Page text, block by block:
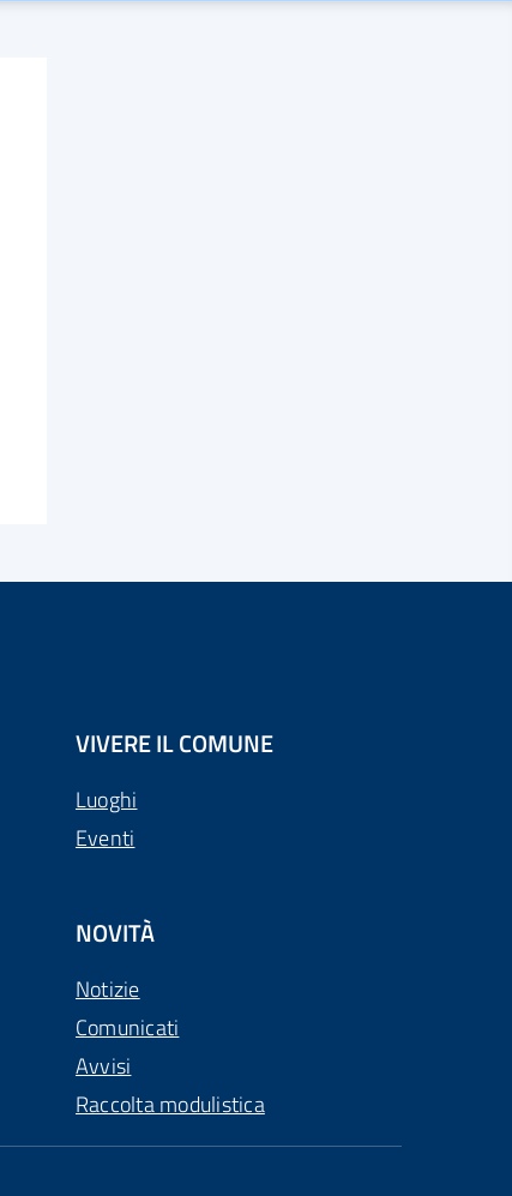
VIVERE IL COMUNE
Luoghi
Eventi
NOVITÀ
Notizie
Comunicati
Avvisi
Raccolta modulistica